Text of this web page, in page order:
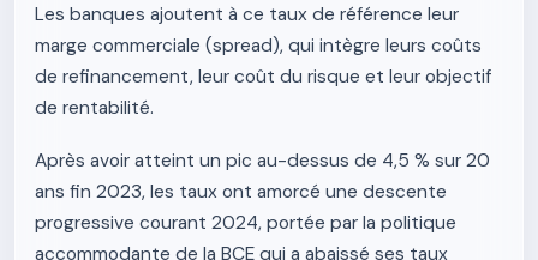
Les banques ajoutent à ce taux de référence leur
marge commerciale (spread), qui intègre leurs coûts
de refinancement, leur coût du risque et leur objectif
de rentabilité.
Après avoir atteint un pic au-dessus de 4,5 % sur 20
ans fin 2023, les taux ont amorcé une descente
progressive courant 2024, portée par la politique
accommodante de la BCE qui a abaissé ses taux